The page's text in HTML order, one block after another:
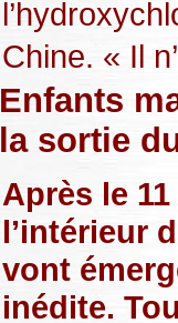
Chine. « Il
Enfants
la sortie
Après le
l’intérieur
vont
inédite.